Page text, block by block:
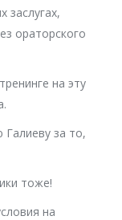
заслугах,
ораторского
на эту
Галиеву за то,
тоже!
на